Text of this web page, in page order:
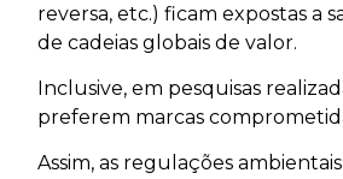
reversa, etc.) ficam expostas a
de cadeias globais de valor.
Inclusive, em pesquisas
preferem marcas
Assim, as regulações